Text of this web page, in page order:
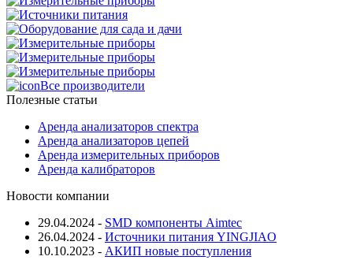
Все производители
Полезные статьи
Аренда анализаторов спектра
Аренда анализаторов цепей
Аренда измерительных приборов
Аренда калибраторов
Новости компании
29.04.2024 - SMD компоненты Aimtec
26.04.2024 - Источники питания YINGJIAO
10.10.2023 - АКИП новые поступления